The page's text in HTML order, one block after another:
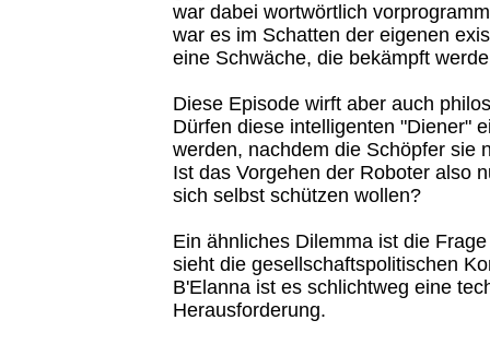
war dabei wortwörtlich
war es im Schatten der eigenen
eine Schwäche, die bekämpft
Diese Episode wirft aber auch
Dürfen diese intelligenten "Diener"
werden, nachdem die Schöpfer sie
Ist das Vorgehen der Roboter also
sich selbst schützen wollen?
Ein ähnliches Dilemma ist die
sieht die gesellschaftspolitischen
B'Elanna ist es schlichtweg eine
Herausforderung.